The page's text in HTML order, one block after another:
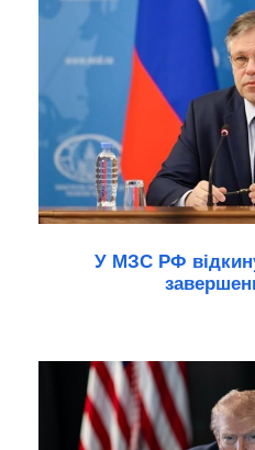
У МЗС РФ